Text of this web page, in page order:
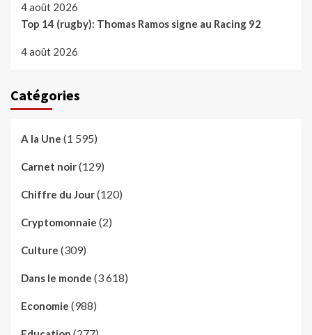
4 août 2026
Top 14 (rugby): Thomas Ramos signe au Racing 92
4 août 2026
Catégories
A la Une (1 595)
Carnet noir(129)
Chiffre du Jour(120)
Cryptomonnaie (2)
Culture (309)
Dans le monde (3 618)
Economie (988)